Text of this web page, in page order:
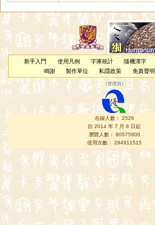
新手入門 使用凡例 字庫統計 隨機漢字
鳴謝
製作單位 私隱政策 免責聲明
（管理員 ）
在線人數： 2526
自 2014 年 7 月 8 日起
瀏覽人數： 80575900
使用次數： 294911515